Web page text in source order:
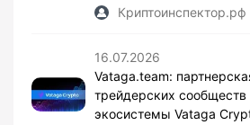
Криптоинспектор.рф
16.07.2026
Vataga.team:
трейдерских сообществ
экосистемы Vataga